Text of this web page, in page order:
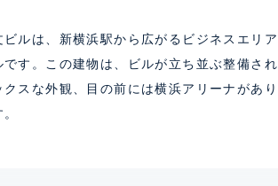
ビルは、新横浜駅から広がるビジネスエリ
です。この建物は、ビルが立ち並ぶ整備さ
クスな外観、目の前には横浜アリーナがあ